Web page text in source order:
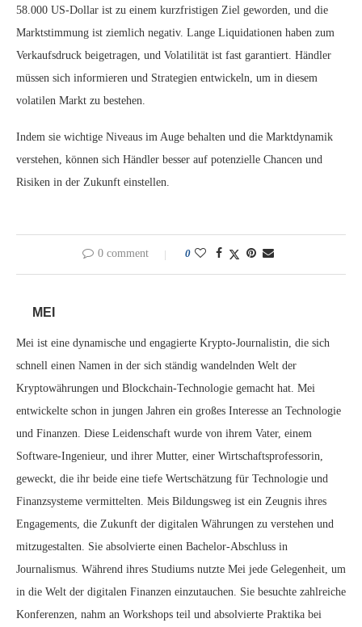
58.000 US-Dollar ist zu einem kurzfristigen Ziel geworden, und die
Marktstimmung ist ziemlich negativ. Lange Liquidationen haben zum
Verkaufsdruck beigetragen, und Volatilität ist fast garantiert. Händler
müssen sich informieren und Strategien entwickeln, um in diesem
volatilen Markt zu bestehen.
Indem sie wichtige Niveaus im Auge behalten und die Marktdynamik
verstehen, können sich Händler besser auf potenzielle Chancen und
Risiken in der Zukunft einstellen.
0 comment 0
MEI
Mei ist eine dynamische und engagierte Krypto-Journalistin, die sich
schnell einen Namen in der sich ständig wandelnden Welt der
Kryptowährungen und Blockchain-Technologie gemacht hat. Mei
entwickelte schon in jungen Jahren ein großes Interesse an Technologie
und Finanzen. Diese Leidenschaft wurde von ihrem Vater, einem
Software-Ingenieur, und ihrer Mutter, einer Wirtschaftsprofessorin,
geweckt, die ihr beide eine tiefe Wertschätzung für Technologie und
Finanzsysteme vermittelten. Meis Bildungsweg ist ein Zeugnis ihres
Engagements, die Zukunft der digitalen Währungen zu verstehen und
mitzugestalten. Sie absolvierte einen Bachelor-Abschluss in
Journalismus. Während ihres Studiums nutzte Mei jede Gelegenheit, um
in die Welt der digitalen Finanzen einzutauchen. Sie besuchte zahlreiche
Konferenzen, nahm an Workshops teil und absolvierte Praktika bei